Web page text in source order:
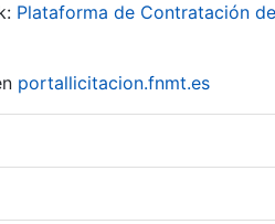
Plataforma de Contratación
portallicitacion.fnmt.es